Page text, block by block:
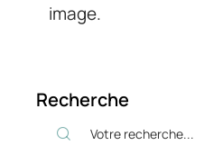
image.
Recherche